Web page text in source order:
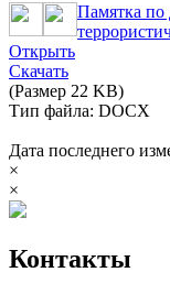
Памятка по
Открыть
Скачать
(Размер 22 KB)
Тип файла: DOCX
Дата последнего
×
×
Контакты